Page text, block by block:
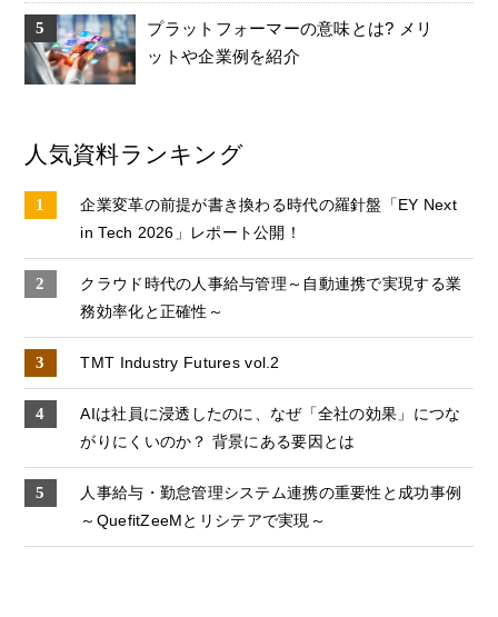
プラットフォーマーの意味とは? メリ
ットや企業例を紹介
人気資料ランキング
企業変革の前提が書き換わる時代の羅針盤「EY Next
in Tech 2026」レポート公開！
クラウド時代の人事給与管理～自動連携で実現する業
務効率化と正確性～
TMT Industry Futures vol.2
AIは社員に浸透したのに、なぜ「全社の効果」につな
がりにくいのか？ 背景にある要因とは
人事給与・勤怠管理システム連携の重要性と成功事例
～QuefitZeeMとリシテアで実現～